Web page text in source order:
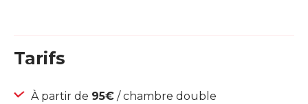
Tarifs
À partir de 95€ / chambre double